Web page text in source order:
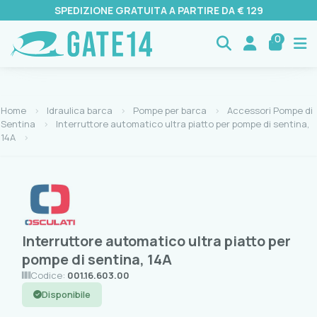
SPEDIZIONE GRATUITA A PARTIRE DA € 129
0
Home Idraulica barca Pompe per barca
Accessori Pompe di
Sentina
Interruttore automatico ultra piatto per pompe di sentina,
14A
Interruttore automatico ultra piatto per
pompe di sentina, 14A
Codice: 001.16.603.00
Disponibile